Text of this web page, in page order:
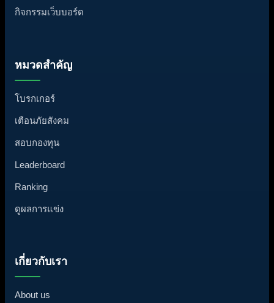
กิจกรรมเว็บบอร์ด
หมวดสำคัญ
โบรกเกอร์
เตือนภัยสังคม
สอบกองทุน
Leaderboard
Ranking
ดูผลการแข่ง
เกี่ยวกับเรา
About us